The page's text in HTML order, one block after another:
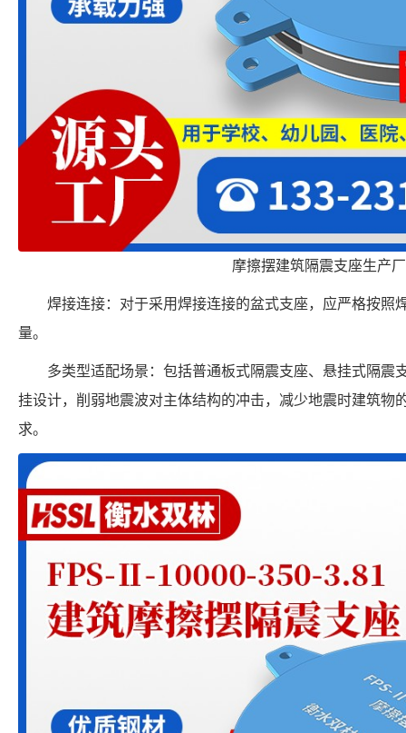
摩擦摆建筑隔震支座生产
焊接连接：对于采用焊接连接的盆式支座，应严格按照
量。
多类型适配场景：包括普通板式隔震支座、悬挂式隔震
挂设计，削弱地震波对主体结构的冲击，减少地震时建筑物
求。